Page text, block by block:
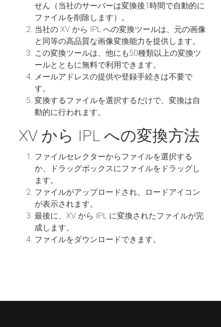
せん（当社のサーバーは変換後1時間で自動的に
ファイルを削除します）。
当社の XV から IPL への変換ツールは、元の画像
と同等の高品質な画像変換能力を提供します。
この変換ツールは、他にも50種類以上の変換ツ
ールとともに無料で利用できます。
メールアドレスの提供や登録手続きは不要で
す。
変換するファイルを選択するだけで、変換は自
動的に行われます。
XV から IPL への変換方法
ファイルセレクターからファイルを選択する
か、ドラッグボックスにファイルをドラッグし
ます。
ファイルがアップロードされ、ロードアイコン
が表示されます。
最後に、XV から IPL に変換されたファイルが完
成します。
ファイルをダウンロードできます。